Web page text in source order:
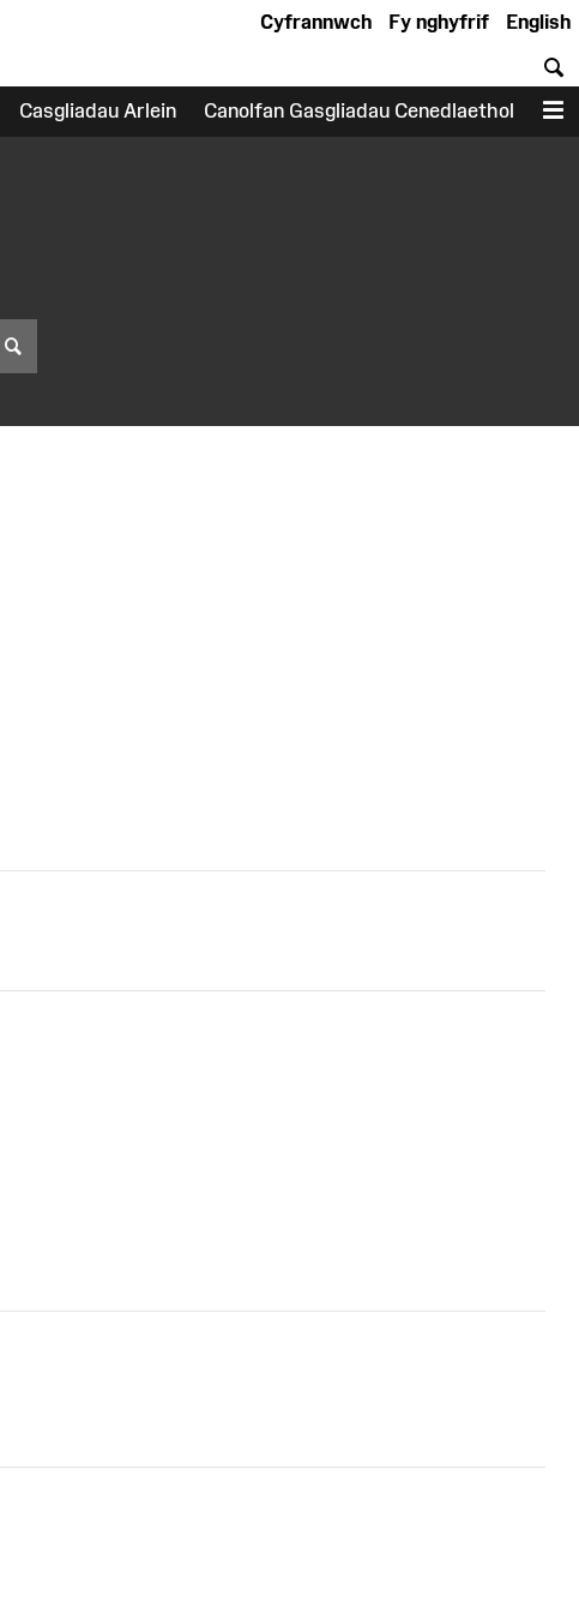
English
Fy nghyfrif
Cyfrannwch
Casgliadau Arlein Canolfan Gasgliadau Cenedlaethol